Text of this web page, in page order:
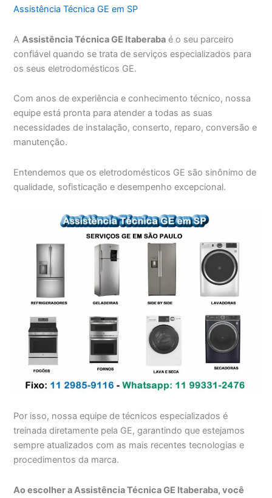
Assistência Técnica GE em SP
AAssistência Técnica GE Itaberaba é o seu parceiro
confiável quando se trata de serviços especializados para
os seus eletrodomésticos GE.
Com anos de experiência e conhecimento técnico, nossa
equipe está pronta para atender a todas as suas
necessidades de instalação, conserto, reparo, conversão e
manutenção.
Entendemos que os eletrodomésticos GE são sinônimo de
qualidade, sofisticação e desempenho excepcional.
Por isso, nossa equipe de técnicos especializados é
treinada diretamente pela GE, garantindo que estejamos
sempre atualizados com as mais recentes tecnologias e
procedimentos da marca.
Ao escolher a Assistência Técnica GE Itaberaba, você